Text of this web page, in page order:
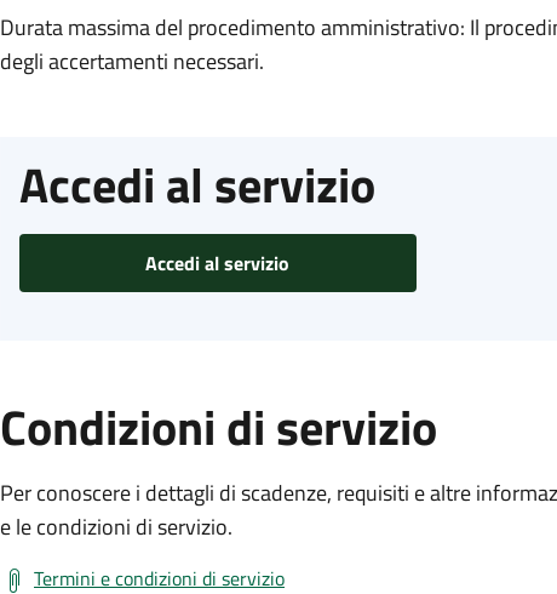
Durata massima del procedimento amministrativo: Il
degli accertamenti necessari.
Accedi al servizio
Accedi al servizio
Condizioni di servizio
Per conoscere i dettagli di scadenze, requisiti e altre
e le condizioni di servizio.
Termini e condizioni di servizio